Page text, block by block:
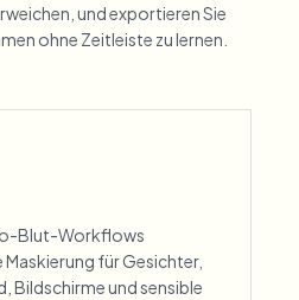
und exportieren Sie
ohne Zeitleiste zu lernen.
Blut-Workflows
für Gesichter,
Bildschirme und sensible